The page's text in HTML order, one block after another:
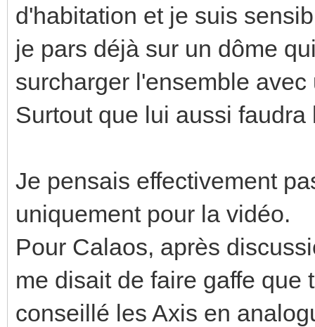
d'habitation et je suis
je pars déjà sur un dôme
surcharger l'ensemble
Surtout que lui aussi
Je pensais effectivement
uniquement pour la vidéo.
Pour Calaos, après
me disait de faire gaffe que
conseillé les Axis en